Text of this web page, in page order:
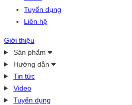
Tuyển dụng
Liên hệ
Giới thiệu
Sản phẩm
Hướng dẫn
Tin tức
Video
Tuyển dụng